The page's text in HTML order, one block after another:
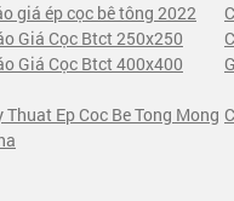
giá ép cọc bê tông 2022
Giá Cọc Btct 250x250
Giá Cọc Btct 400x400
Thuat Ep Coc Be Tong Mong